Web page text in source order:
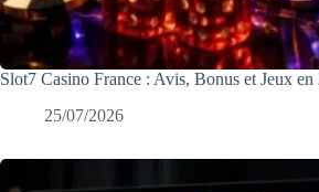
Slot7 Casino France : Avis, Bonus et Jeux en
25/07/2026